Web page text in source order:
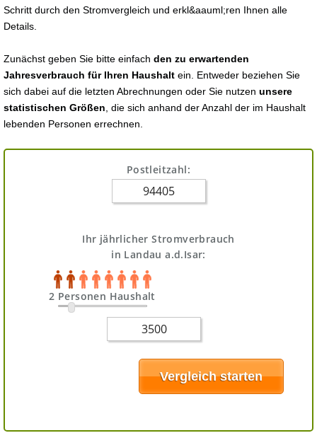
Schritt durch den Stromvergleich und erkl&aauml;ren Ihnen alle
Details.
Zunächst geben Sie bitte einfach den zu erwartenden
Jahresverbrauch für Ihren Haushalt ein. Entweder beziehen Sie
sich dabei auf die letzten Abrechnungen oder Sie nutzen unsere
statistischen Größen , die sich anhand der Anzahl der im Haushalt
lebenden Personen errechnen.
Postleitzahl:
Ihr jährlicher Stromverbrauch
in Landau a.d.Isar:
2 Personen Haushalt